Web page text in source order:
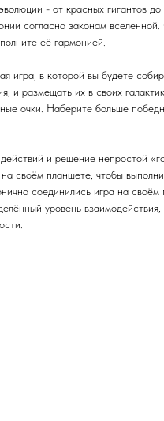
- от красных гигантов до
согласно законам вселенной.
её гармонией.
игра, в которой вы будете
и размещать их в своих
очки. Наберите больше
и решение непростой
своём планшете, чтобы
соединились игра на своём
уровень